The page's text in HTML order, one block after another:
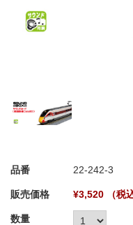
品番 22-242-3
販売価格 ¥3,520 （税込
数量